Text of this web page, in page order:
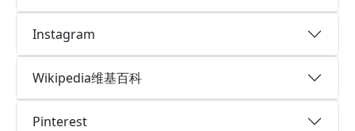
Instagram
Wikipedia维基百科
Pinterest